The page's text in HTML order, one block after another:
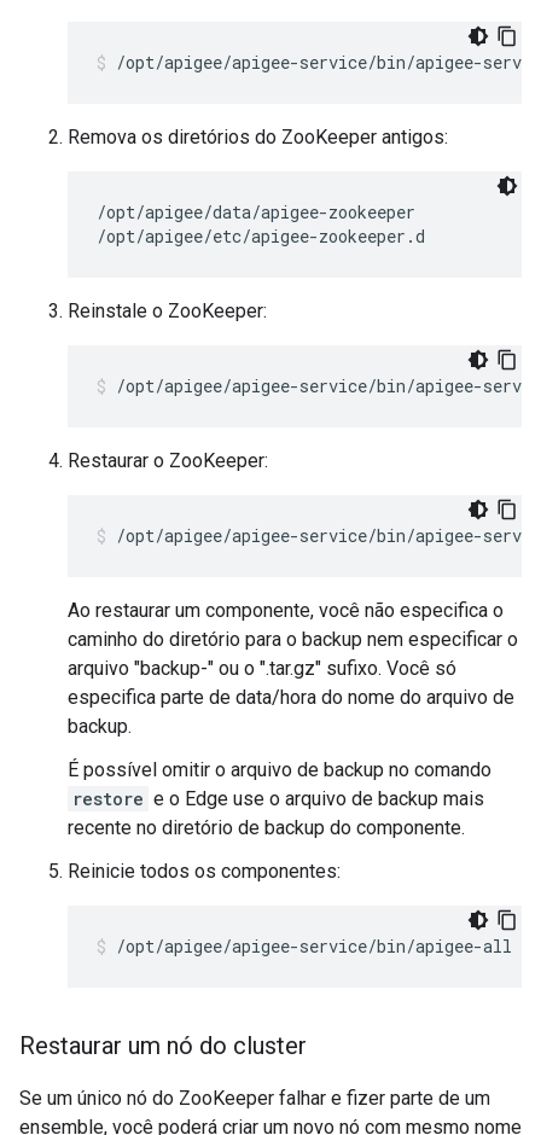
/opt/apigee/apigee-service/bin/apigee-
Remova os diretórios do ZooKeeper antigos:
/opt/apigee/data/apigee-zookeeper
/opt/apigee/etc/apigee-zookeeper.d
Reinstale o ZooKeeper:
/opt/apigee/apigee-service/bin/apigee-
Restaurar o ZooKeeper:
/opt/apigee/apigee-service/bin/apigee-
Ao restaurar um componente, você não especifica o
caminho do diretório para o backup nem especificar o
arquivo "backup-" ou o ".tar.gz" sufixo. Você só
especifica parte de data/hora do nome do arquivo de
backup.
É possível omitir o arquivo de backup no comando
restore e o Edge use o arquivo de backup mais
recente no diretório de backup do componente.
Reinicie todos os componentes:
/opt/apigee/apigee-service/bin/apigee-all
Restaurar um nó do cluster
Se um único nó do ZooKeeper falhar e fizer parte de um
ensemble, você poderá criar um novo nó com mesmo nome